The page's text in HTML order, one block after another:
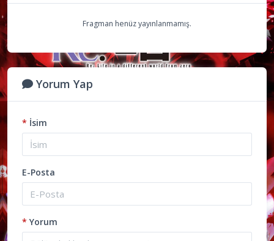
Fragman henüz yayınlanmamış.
Yorum Yap
* İsim
E-Posta
* Yorum